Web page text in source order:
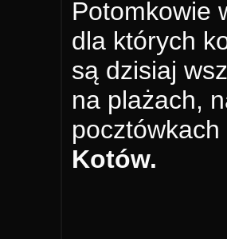
Potomkowie
dla których
są dzisiaj
na plażach,
Kotów.